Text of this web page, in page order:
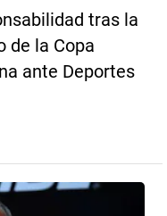
tras la
de la Copa
ante Deportes